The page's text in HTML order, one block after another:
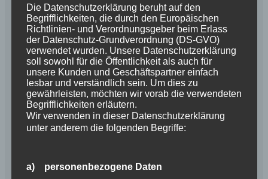
Schurkenfamilien und Freunden
Herzlichen Glückwunsch zum 4. Geburtstag
Unsere Feenkinder haben alle verzaubert
News++News++News++Unsere Feenkinder sind
geboren++
++NEWS++NEWS++NEWS++Wir sind
schwanger++
So schön, die Freundschaften der Schurkeneltern
Lilly´s Schwester schickt Grüße
Urlaubsgrüße
Die Datenschutzerklärung beruht auf den
Begrifflichkeiten, die durch den Europäischen
Richtlinien- und Verordnungsgeber beim Erlass
der Datenschutz-Grundverordnung (DS-GVO)
verwendet wurden. Unsere Datenschutzerklärung
soll sowohl für die Öffentlichkeit als auch für
unsere Kunden und Geschäftspartner einfach
lesbar und verständlich sein. Um dies zu
gewährleisten, möchten wir vorab die verwendeten
Begrifflichkeiten erläutern.
Wir verwenden in dieser Datenschutzerklärung
unter anderem die folgenden Begriffe:
a) personenbezogene Daten